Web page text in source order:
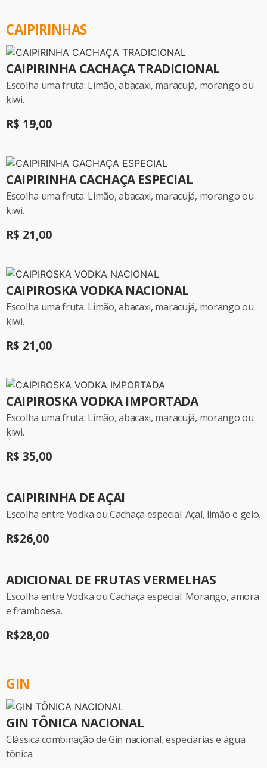
CAIPIRINHAS
CAIPIRINHA CACHAÇA TRADICIONAL
Escolha uma fruta: Limão, abacaxi, maracujá, morango ou
kiwi.
R$ 19,00
CAIPIRINHA CACHAÇA ESPECIAL
Escolha uma fruta: Limão, abacaxi, maracujá, morango ou
kiwi.
R$ 21,00
CAIPIROSKA VODKA NACIONAL
Escolha uma fruta: Limão, abacaxi, maracujá, morango ou
kiwi.
R$ 21,00
CAIPIROSKA VODKA IMPORTADA
Escolha uma fruta: Limão, abacaxi, maracujá, morango ou
kiwi.
R$ 35,00
CAIPIRINHA DE AÇAI
Escolha entre Vodka ou Cachaça especial. Açaí, limão e gelo.
R$26,00
ADICIONAL DE FRUTAS VERMELHAS
Escolha entre Vodka ou Cachaça especial. Morango, amora
e framboesa.
R$28,00
GIN
GIN TÔNICA NACIONAL
Clássica combinação de Gin nacional, especiarias e água
tônica.